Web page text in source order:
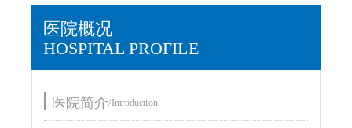
医院概况
HOSPITAL PROFILE
医院简介/Introduction